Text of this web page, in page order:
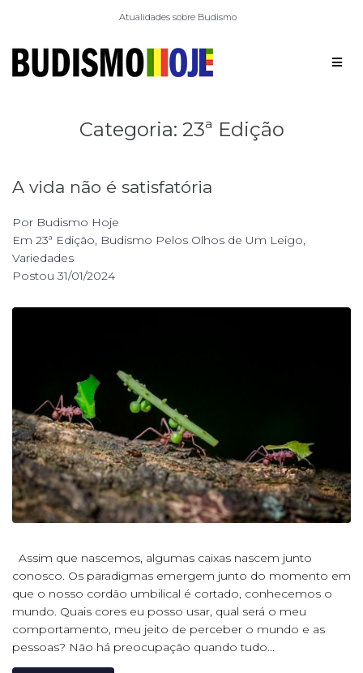
Atualidades sobre Budismo
Categoria: 23ª Edição
A vida não é satisfatória
Por Budismo Hoje
Em 23ª Edição, Budismo Pelos Olhos de Um Leigo,
Variedades
Postou 31/01/2024
Assim que nascemos, algumas caixas nascem junto
conosco. Os paradigmas emergem junto do momento em
que o nosso cordão umbilical é cortado, conhecemos o
mundo. Quais cores eu posso usar, qual será o meu
comportamento, meu jeito de perceber o mundo e as
pessoas? Não há preocupação quando tudo...